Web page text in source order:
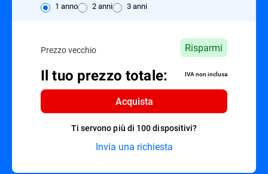
1 anno 2 anni 3 anni
Prezzo vecchio Risparmi
Il tuo prezzo totale: IVA non inclusa
Acquista
Ti servono più di 100 dispositivi?
Invia una richiesta